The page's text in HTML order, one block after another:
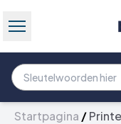
Startpagina /